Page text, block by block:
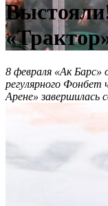
8 февраля «Ак Барс»
регулярного
Арене» завершилась